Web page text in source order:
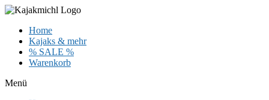
Zum
wechselnHome
Kajaks & mehr
% SALE %
Warenkorb
Menü